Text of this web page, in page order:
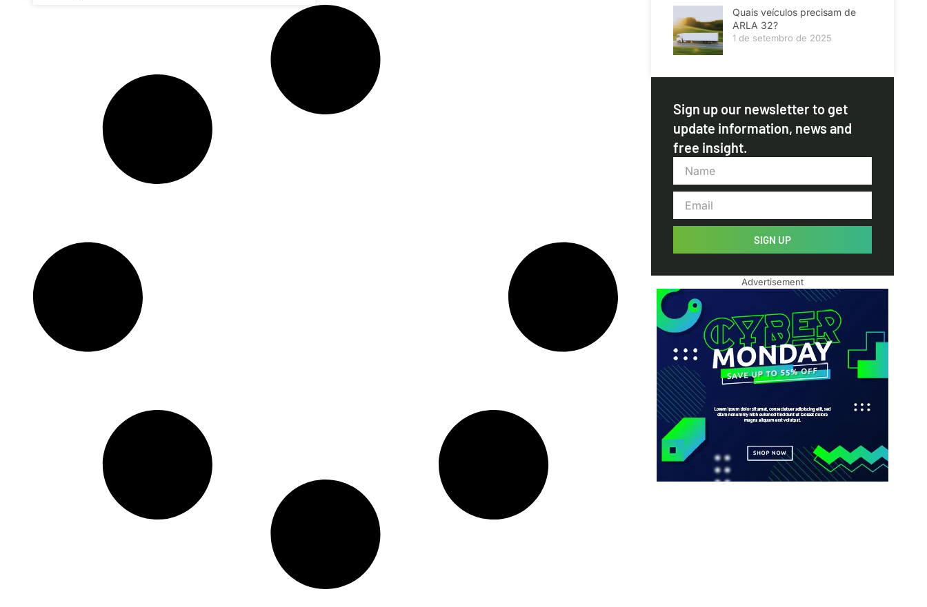
Quais veículos precisam de
ARLA 32?
1 de setembro de 2025
Sign up our newsletter to get
update information, news and
free insight.
SIGN UP
Advertisement